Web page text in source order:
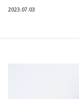
2023.07.03